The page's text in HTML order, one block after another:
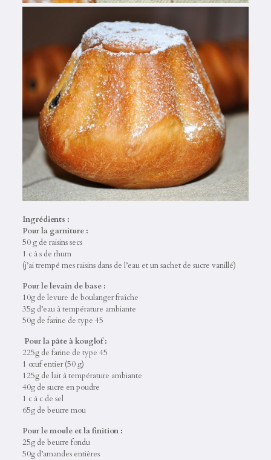
Ingrédients :
Pour la garniture :
50 g de raisins secs
1 c à s de rhum
(j’ai trempé mes raisins dans de l’eau et un sachet de sucre vanillé)
Pour le levain de base :
10g de levure de boulanger fraîche
35g d’eau à température ambiante
50g de farine de type 45
Pour la pâte à kouglof :
225g de farine de type 45
1 œuf entier (50 g)
125g de lait à température ambiante
40g de sucre en poudre
1 c à c de sel
65g de beurre mou
Pour le moule et la finition :
25g de beurre fondu
50g d’amandes entières